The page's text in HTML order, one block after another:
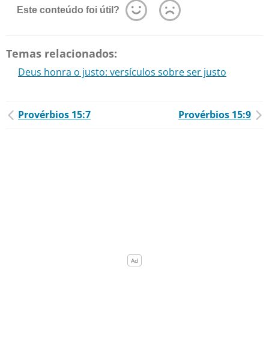
Este conteúdo foi útil?
Temas relacionados:
Deus honra o justo: versículos sobre ser justo
Provérbios 15:7 Provérbios 15:9